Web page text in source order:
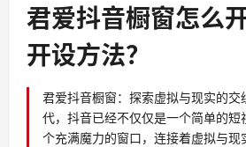
君爱抖音橱窗怎么
开设方法？
君爱抖音橱窗：探索虚拟与现实的
代，抖音已经不仅仅是一个简单的
个充满魔力的窗口，连接着虚拟与现